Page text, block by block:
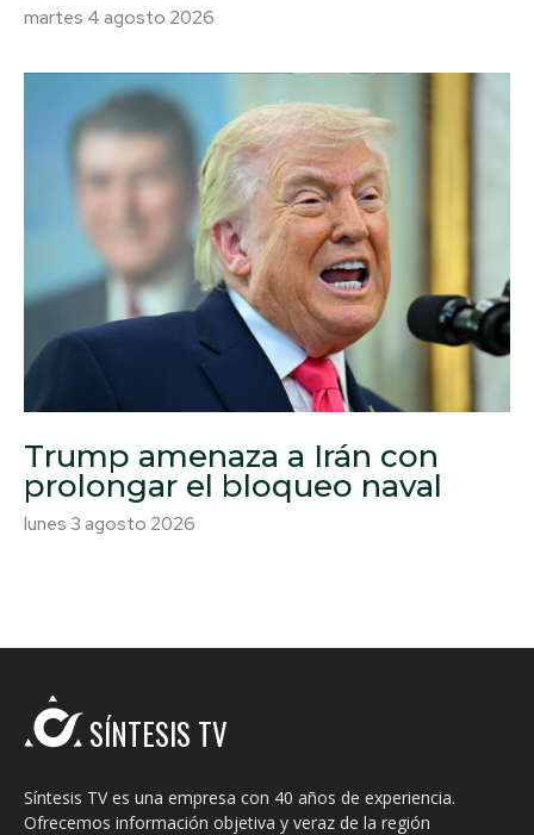
martes 4 agosto 2026
Trump amenaza a Irán con
prolongar el bloqueo naval
lunes 3 agosto 2026
SÍNTESIS TV
Síntesis TV es una empresa con 40 años de experiencia.
Ofrecemos información objetiva y veraz de la región